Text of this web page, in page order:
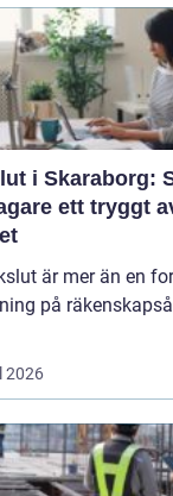
i Skaraborg:
ett tryggt
är mer än en
på
2026